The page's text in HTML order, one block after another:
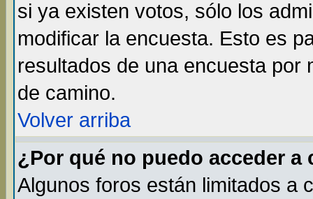
si ya existen votos, sólo los
modificar la encuesta. Esto es
resultados de una encuesta por
de camino.
Volver arriba
¿Por qué no puedo acceder a
Algunos foros están limitados a